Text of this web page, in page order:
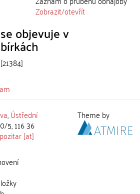
Zobrazit/otevřít
objevuje v
[21384]
,Ústřední
5, 116 36
[at]
Theme by